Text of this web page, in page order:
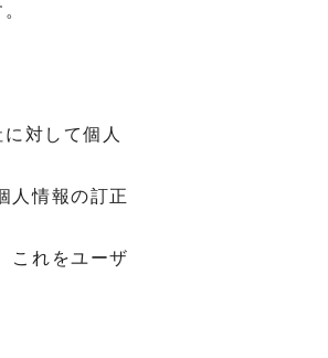
対して個人
人情報の訂正
これをユーザ